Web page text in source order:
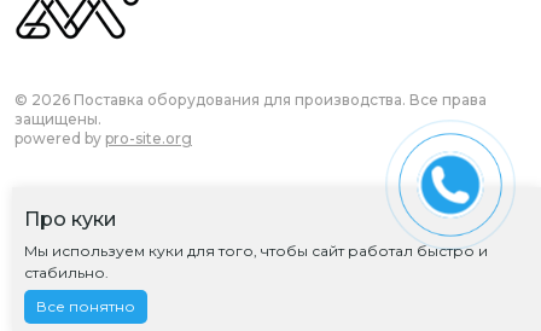
© 2026 Поставка оборудования для производства. Все права
защищены.
powered by pro-site.org
Политика обработки ПД
Про куки
Мы используем куки для того, чтобы сайт работал быстро и
стабильно.
Все понятно